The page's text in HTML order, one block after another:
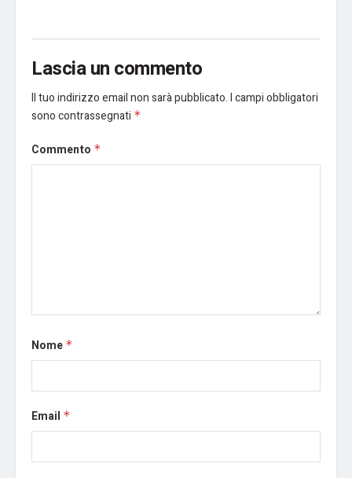
Lascia un commento
Il tuo indirizzo email non sarà pubblicato.I campi obbligatori
sono contrassegnati *
Commento *
Nome *
Email *